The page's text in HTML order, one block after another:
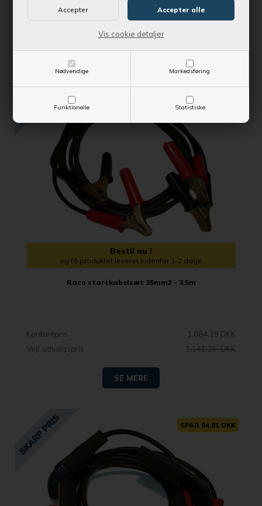
Nødvendige Markedsføring
Funktionelle Statistiske
Vis cookie detaljer
Vejl. udsalgspris
1.500,00 DKK
SE MERE
SPAR 57,06 DKK
Bestil nu !
og få produktet leveret indenfor 1-2 dage
Raco startkabelsæt 35mm2 - 3,5m
Kontantpris
1.084,19 DKK
Vejl. udsalgspris
1.141,25 DKK
SE MERE
SPAR 84,81 DKK